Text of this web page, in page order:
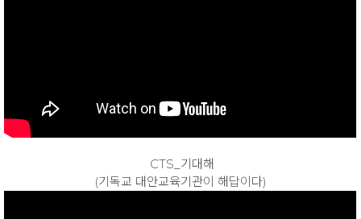
CTS_기대해
(기독교 대안교육기관이 해답이다)